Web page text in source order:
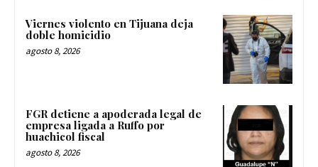
Viernes violento en Tijuana deja
doble homicidio
agosto 8, 2026
FGR detiene a apoderada legal de
empresa ligada a Ruffo por
huachicol fiscal
agosto 8, 2026